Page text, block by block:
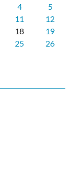
4
5
11
12
18
19
25
26